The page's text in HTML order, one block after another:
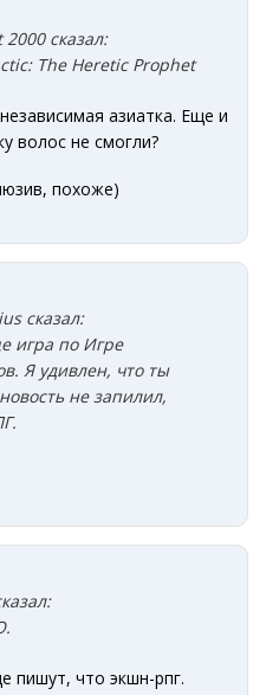
сказал:
The Heretic Prophet
азиатка. Еще и
волос не смогли?
похоже)
сказал:
игра по Игре
Я удивлен, что ты
не запилил,
пишут, что экшн-рпг.